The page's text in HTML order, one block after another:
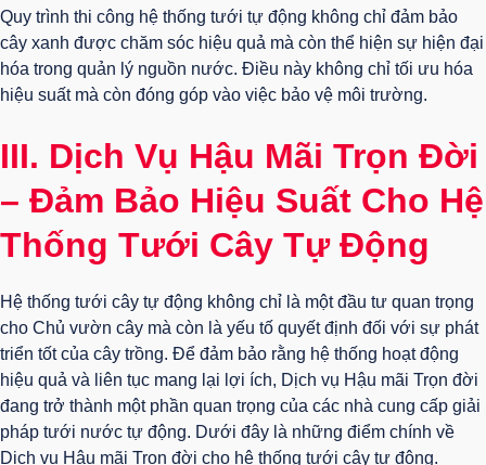
Quy trình thi công hệ thống tưới tự động không chỉ đảm bảo
cây xanh được chăm sóc hiệu quả mà còn thể hiện sự hiện đại
hóa trong quản lý nguồn nước. Điều này không chỉ tối ưu hóa
hiệu suất mà còn đóng góp vào việc bảo vệ môi trường.
III. Dịch Vụ Hậu Mãi Trọn Đời
– Đảm Bảo Hiệu Suất Cho Hệ
Thống Tưới Cây Tự Động
Hệ thống tưới cây tự động không chỉ là một đầu tư quan trọng
cho Chủ vườn cây mà còn là yếu tố quyết định đối với sự phát
triển tốt của cây trồng. Để đảm bảo rằng hệ thống hoạt động
hiệu quả và liên tục mang lại lợi ích, Dịch vụ Hậu mãi Trọn đời
đang trở thành một phần quan trọng của các nhà cung cấp giải
pháp tưới nước tự động. Dưới đây là những điểm chính về
Dịch vụ Hậu mãi Trọn đời cho hệ thống tưới cây tự động.